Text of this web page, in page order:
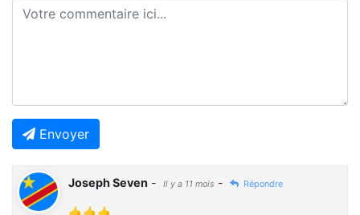
Envoyer
Joseph Seven - Il y a 11 mois - Répondre
🤙🤙🤙